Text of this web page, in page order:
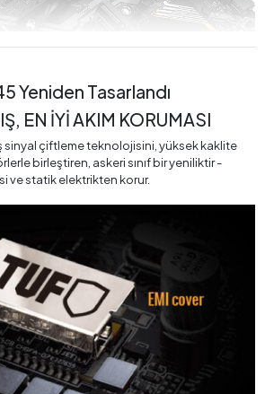
Yeniden Tasarlandı
EN İYİ AKIM KORUMASI
sinyal çiftleme teknolojisini, yüksek kaklite
birleştiren, askeri sınıf bir yeniliktir -
ve statik elektrikten korur.